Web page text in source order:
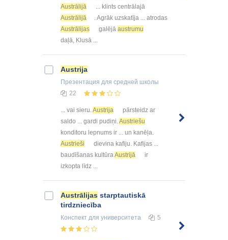
Austrālijā
... klints centrālajā
Austrālijā
. Agrāk uzskatīja ... atrodas
Austrālijas
galējā austrumu
daļā, Klusā ...
Austrija
Презентация для средней школы
22
... vai sieru.Austrija
pārsteidz ar
saldo ... gardi pudiņi.Austriešu
konditoru lepnums ir ... un kanēļa.
Austrieši
dievina kafiju. Kafijas ...
baudīšanas kultūraAustrijā
ir
izkopta līdz ...
Austrālijas starptautiskā
tirdzniecība
Конспект для университета 5